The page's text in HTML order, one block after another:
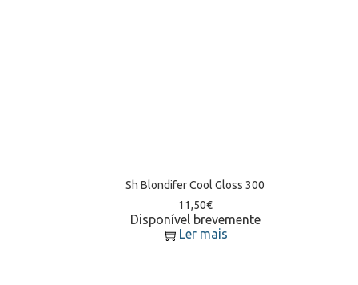
Sh Blondifer Cool Gloss 300
11,50€
Disponível brevemente
Ler mais